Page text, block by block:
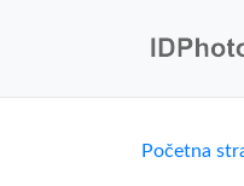
Početna